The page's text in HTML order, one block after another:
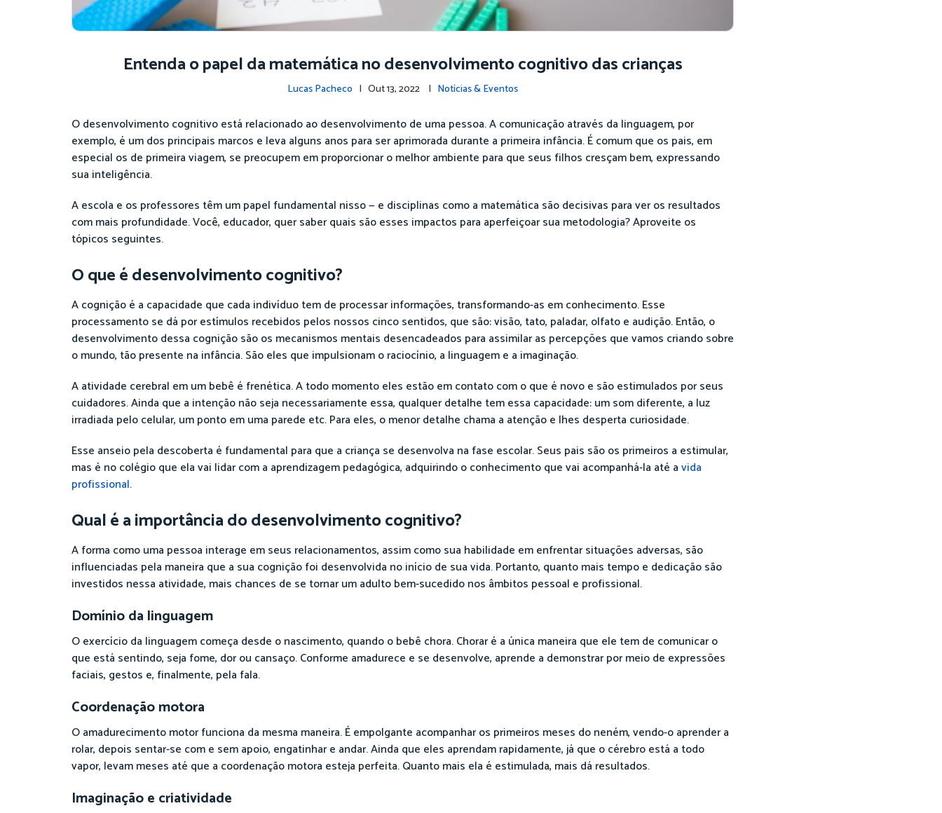
Entenda o papel da matemática no desenvolvimento cognitivo das crianças
Lucas Pacheco | Out 13, 2022 | Notícias & Eventos
O desenvolvimento cognitivo está relacionado ao desenvolvimento de uma pessoa. A comunicação através da linguagem, por
exemplo, é um dos principais marcos e leva alguns anos para ser aprimorada durante a primeira infância. É comum que os pais, em
especial os de primeira viagem, se preocupem em proporcionar o melhor ambiente para que seus filhos cresçam bem, expressando
sua inteligência.
A escola e os professores têm um papel fundamental nisso — e disciplinas como a matemática são decisivas para ver os resultados
com mais profundidade. Você, educador, quer saber quais são esses impactos para aperfeiçoar sua metodologia? Aproveite os
tópicos seguintes.
O que é desenvolvimento cognitivo?
A cognição é a capacidade que cada indivíduo tem de processar informações, transformando-as em conhecimento. Esse
processamento se dá por estímulos recebidos pelos nossos cinco sentidos, que são: visão, tato, paladar, olfato e audição. Então, o
desenvolvimento dessa cognição são os mecanismos mentais desencadeados para assimilar as percepções que vamos criando sobre
o mundo, tão presente na infância. São eles que impulsionam o raciocínio, a linguagem e a imaginação.
A atividade cerebral em um bebê é frenética. A todo momento eles estão em contato com o que é novo e são estimulados por seus
cuidadores. Ainda que a intenção não seja necessariamente essa, qualquer detalhe tem essa capacidade: um som diferente, a luz
irradiada pelo celular, um ponto em uma parede etc. Para eles, o menor detalhe chama a atenção e lhes desperta curiosidade.
Esse anseio pela descoberta é fundamental para que a criança se desenvolva na fase escolar. Seus pais são os primeiros a estimular,
mas é no colégio que ela vai lidar com a aprendizagem pedagógica, adquirindo o conhecimento que vai acompanhá-la até avida
profissional.
Qual é a importância do desenvolvimento cognitivo?
A forma como uma pessoa interage em seus relacionamentos, assim como sua habilidade em enfrentar situações adversas, são
influenciadas pela maneira que a sua cognição foi desenvolvida no início de sua vida. Portanto, quanto mais tempo e dedicação são
investidos nessa atividade, mais chances de se tornar um adulto bem-sucedido nos âmbitos pessoal e profissional.
Domínio da linguagem
O exercício da linguagem começa desde o nascimento, quando o bebê chora. Chorar é a única maneira que ele tem de comunicar o
que está sentindo, seja fome, dor ou cansaço. Conforme amadurece e se desenvolve, aprende a demonstrar por meio de expressões
faciais, gestos e, finalmente, pela fala.
Coordenação motora
O amadurecimento motor funciona da mesma maneira. É empolgante acompanhar os primeiros meses do neném, vendo-o aprender a
rolar, depois sentar-se com e sem apoio, engatinhar e andar. Ainda que eles aprendam rapidamente, já que o cérebro está a todo
vapor, levam meses até que a coordenação motora esteja perfeita. Quanto mais ela é estimulada, mais dá resultados.
Imaginação e criatividade